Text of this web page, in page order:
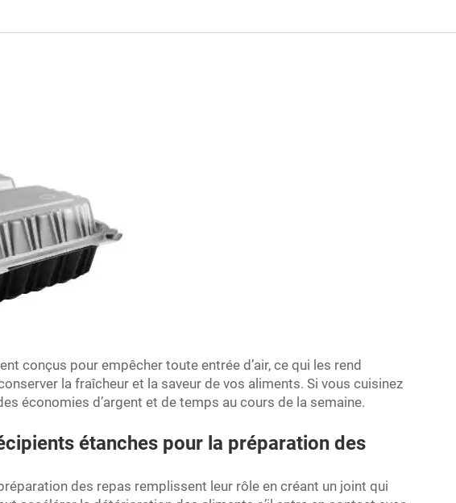
conçus pour empêcher toute entrée d’air, ce qui les rend
la fraîcheur et la saveur de vos aliments. Si vous cuisinez
économies d’argent et de temps au cours de la semaine.
étanches pour la préparation des
des repas remplissent leur rôle en créant un joint qui